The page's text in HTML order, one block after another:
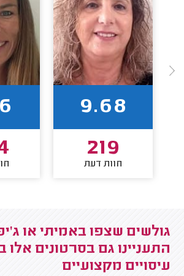
9.68
219
חוות דעת
גולשים שצפו באמיתי או
התעניינו גם בסרטונים אלו
עיסויים מקצועיים